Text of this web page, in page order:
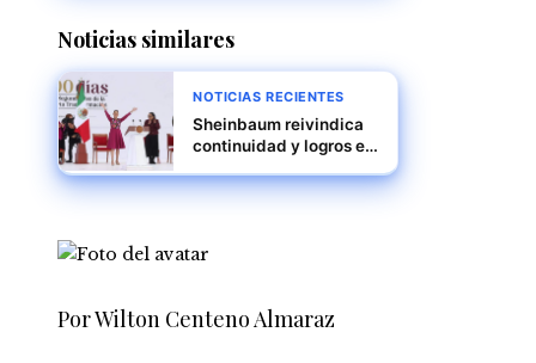
Noticias similares
NOTICIAS RECIENTES
Sheinbaum reivindica
continuidad y logros en
ante miles en el Zócalo
Por Wilton Centeno Almaraz